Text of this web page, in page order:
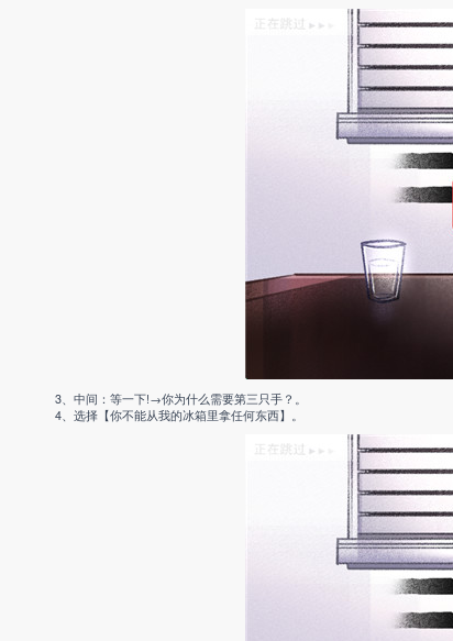
3、中间：等一下!→你为什么需要第三只手？。
4、选择【你不能从我的冰箱里拿任何东西】。